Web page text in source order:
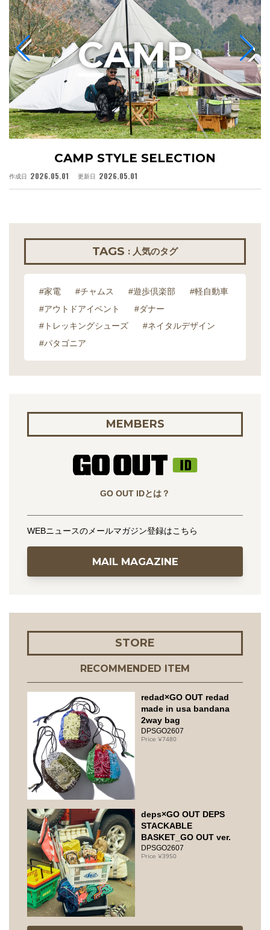
CAMP STYLE SELECTION
作成日 2026.05.01 更新日 2026.05.01
CAMP
TAGS : 人気のタグ
#家電 #チャムス #遊歩倶楽部
#軽自動車
#アウトドアイベント
#ダナー
#トレッキングシューズ
#ネイタルデザイン
#パタゴニア
MEMBERS
GO OUT IDとは？
WEBニュースのメールマガジン登録はこちら
MAIL MAGAZINE
STORE
RECOMMENDED ITEM
redad×GO OUT redad
made in usa bandana
2way bag
DPSGO2607
7480
deps×GO OUT DEPS
STACKABLE
BASKET_GO OUT ver.
DPSGO2607
3950